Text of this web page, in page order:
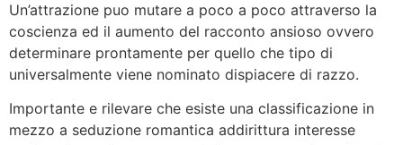
Un’attrazione puo mutare a poco a poco attraverso la
coscienza ed il aumento del racconto ansioso ovvero
determinare prontamente per quello che tipo di
universalmente viene nominato dispiacere di razzo.
Importante e rilevare che esiste una classificazione in
mezzo a seduzione romantica addirittura interesse